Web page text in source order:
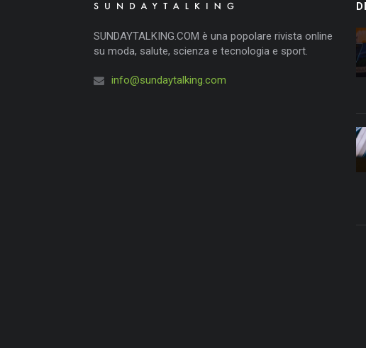
SUNDAYTALKING.COM è una popolare rivista online
su moda, salute, scienza e tecnologia e sport.
info@sundaytalking.com